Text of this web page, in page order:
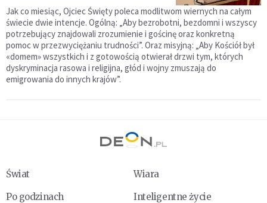
Jak co miesiąc, Ojciec Święty poleca modlitwom wiernych na całym
świecie dwie intencje. Ogólną: „Aby bezrobotni, bezdomni i wszyscy
potrzebujący znajdowali zrozumienie i gościnę oraz konkretną
pomoc w przezwyciężaniu trudności”. Oraz misyjną: „Aby Kościół był
«domem» wszystkich i z gotowością otwierał drzwi tym, których
dyskryminacja rasowa i religijna, głód i wojny zmuszają do
emigrowania do innych krajów”.
Świat
Wiara
Po godzinach
Inteligentne życie